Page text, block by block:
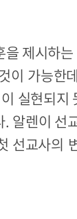
제시하
가능한
실현되지
알렌이 선
선교사의